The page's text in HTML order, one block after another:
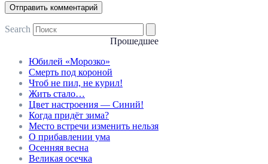
Search
Прошедшее
Юбилей «Морозко»
Смерть под короной
Чтоб не пил, не курил!
Жить стало…
Цвет настроения — Синий!
Когда придёт зима?
Место встречи изменить нельзя
О прибавлении ума
Осенняя весна
Великая осечка